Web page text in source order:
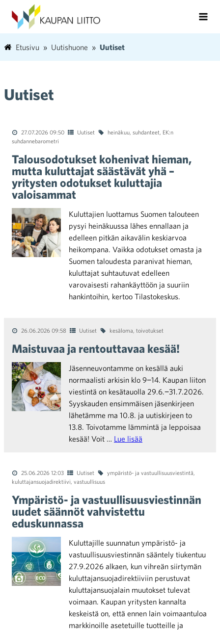
Etusivu Uutishuone Uutiset
Uutiset
27.07.2026 09:50 Uutiset heinäkuu, suhdanteet, EK:n
suhdannebarometri
Talousodotukset kohenivat hieman,
mutta kuluttajat säästävät yhä –
yritysten odotukset kuluttajia
valoisammat
Kuluttajien luottamus Suomen talouteen
pysyi heinäkuussa lähes ennallaan ja
edelleen pitkän aikavälin keskiarvoa
heikompana. Vaikka odotukset omasta ja
Suomen taloudesta paranivat hieman,
kuluttajat suhtautuvat edelleen
varovaisesti rahankäyttöön ja suuriin
hankintoihin, kertoo Tilastokeskus.
26.06.2026 09:58 Uutiset kesäloma, toivotukset
Maistuvaa ja rentouttavaa kesää!
Jäsenneuvontamme on kesällä auki
normaalisti arkisin klo 9−14. Kaupan liiton
viestintä on kesätauolla 29.6.−31.7.2026.
Syyskauden ensimmäisen jäsenkirjeen
lähetämme ma 10.8. ja uutiskirjeen to
13.8. Toivotamme lämmintä ja leppoisaa
kesää! Voit … Lue lisää
25.06.2026 12:03 Uutiset ympäristö- ja vastuullisuusviestintä,
kuluttajansuojadirektiivi, vastuullisuus
Ympäristö- ja vastuullisuusviestinnän
uudet säännöt vahvistettu
eduskunnassa
Kuluttajille suunnatun ympäristö- ja
vastuullisuusviestinnän sääntely tiukentuu
27.9.2026 alkaen, kun vihreän siirtymän
kuluttajansuojadirektiiviin perustuvat
kuluttajansuojalain muutokset tulevat
voimaan. Kaupan yritysten kannalta
keskeistä on, että ennen lain voimaantuloa
markkinoille asetetuille tuotteille ja